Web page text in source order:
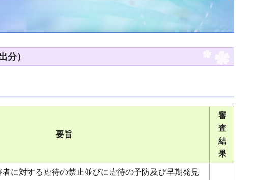
分）
要旨
審
査
結
果
者に対する虐待の禁止並びに虐待の予防及び早期発見